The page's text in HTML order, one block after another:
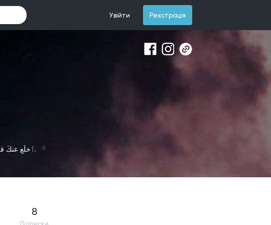
Увійти Реєстрація
ٱخلَع عنكَ قلبك بهدوء، هُنا بعضٌ من الحزن يغفو على أعتاب صمتٍ قاتِل.
8